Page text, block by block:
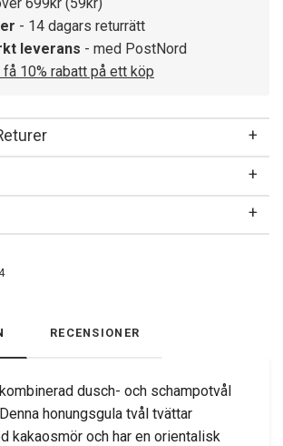
- 14 dagars returrätt
leverans - med PostNord
få 10% rabatt på ett köp
RECENSIONER
dusch- och schampotvål
honungsgula tvål tvättar
kakaosmör och har en orientalisk